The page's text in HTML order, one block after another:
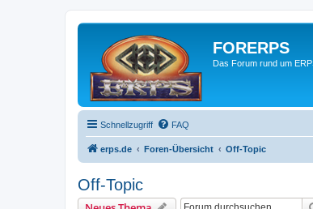
FORERPS
Das Forum rund um
Schnellzugriff FAQ
erps.de Foren-Übersicht Off-Topic
Off-Topic